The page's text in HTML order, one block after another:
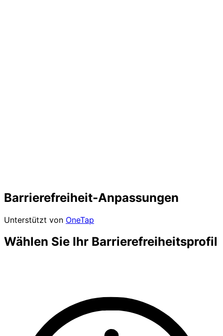
Barrierefreiheit-Anpassungen
Unterstützt von OneTap
Wählen Sie Ihr Barrierefreiheitsprofil